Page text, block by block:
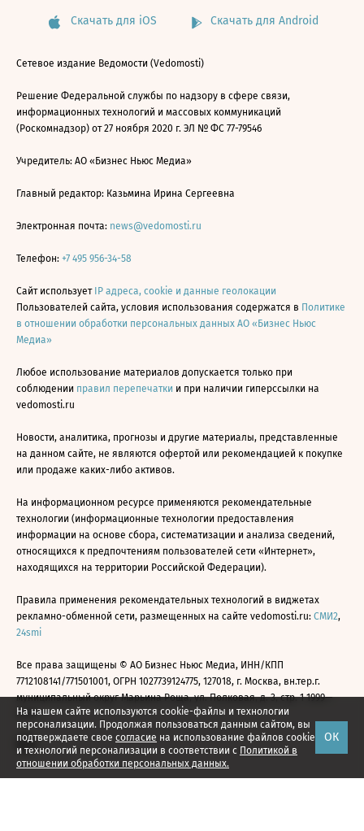
На нашем сайте используются cookie-файлы и технологии
персонализации. Продолжая пользоваться данным сайтом, вы
подтверждаете свое согласие на использование файлов cookie
и технологий персонализации в соответствии с Политикой в
отношении обработки персональных данных.
ОК
Скачать для iOS Скачать для Android
Сетевое издание Ведомости (Vedomosti)
Решение Федеральной службы по надзору в сфере связи,
информационных технологий и массовых коммуникаций
(Роскомнадзор) от 27 ноября 2020 г. ЭЛ № ФС 77-79546
Учредитель: АО «Бизнес Ньюс Медиа»
Главный редактор: Казьмина Ирина Сергеевна
Электронная почта: news@vedomosti.ru
Телефон: +7 495 956-34-58
Сайт использует IP адреса, cookie и данные геолокации
Пользователей сайта, условия использования содержатся в Политике
в отношении обработки персональных данных АО «Бизнес Ньюс
Медиа»
Любое использование материалов допускается только при
соблюдении правил перепечатки и при наличии гиперссылки на
vedomosti.ru
Новости, аналитика, прогнозы и другие материалы, представленные
на данном сайте, не являются офертой или рекомендацией к покупке
или продаже каких-либо активов.
На информационном ресурсе применяются рекомендательные
технологии (информационные технологии предоставления
информации на основе сбора, систематизации и анализа сведений,
относящихся к предпочтениям пользователей сети «Интернет»,
находящихся на территории Российской Федерации).
Правила применения рекомендательных технологий в виджетах
рекламно-обменной сети, размещенных на сайте vedomosti.ru: СМИ2,
24smi
Все права защищены © АО Бизнес Ньюс Медиа, ИНН/КПП
7712108141/771501001, ОГРН 1027739124775, 127018, г. Москва, вн.тер.г.
муниципальный округ Марьина Роща, ул. Полковая, д. 3, стр. 1 1999—
2026